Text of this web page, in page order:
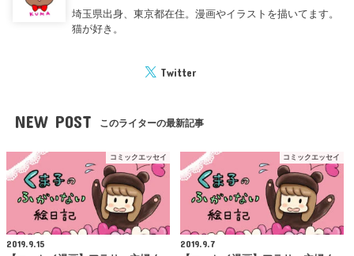
埼玉県出身、東京都在住。漫画やイラストを描いてます。
猫が好き。
Twitter
NEW POST このライターの最新記事
コミックエッセイ
2019.9.15
コミックエッセイ
2019.9.7